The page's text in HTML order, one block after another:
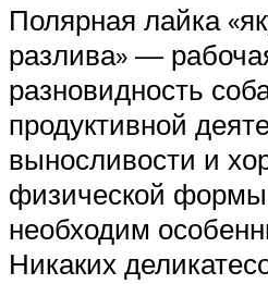
Полярная лайка
разлива» —
разновидность
продуктивной
выносливости и
физической формы
необходим
Никаких